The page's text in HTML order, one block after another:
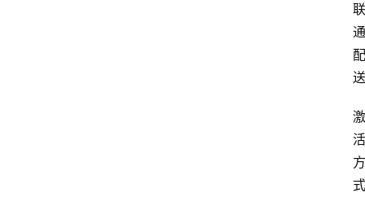
联
通
配
送
激
活
方
式